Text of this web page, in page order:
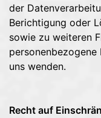
der
Berichtigung oder
sowie zu weiteren
uns wenden.
Recht auf